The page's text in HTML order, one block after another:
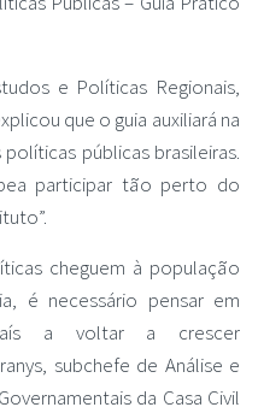
e Políticas Regionais,
que o guia auxiliará na
públicas brasileiras.
participar tão perto do
cheguem à população
é necessário pensar em
a voltar a crescer
subchefe de Análise e
da Casa Civil